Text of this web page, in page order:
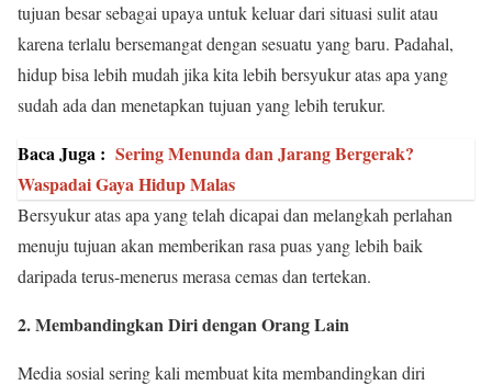
tujuan besar sebagai upaya untuk keluar dari situasi sulit atau
karena terlalu bersemangat dengan sesuatu yang baru. Padahal,
hidup bisa lebih mudah jika kita lebih bersyukur atas apa yang
sudah ada dan menetapkan tujuan yang lebih terukur.
Baca Juga : Sering Menunda dan Jarang Bergerak?
Waspadai Gaya Hidup Malas
Bersyukur atas apa yang telah dicapai dan melangkah perlahan
menuju tujuan akan memberikan rasa puas yang lebih baik
daripada terus-menerus merasa cemas dan tertekan.
2. Membandingkan Diri dengan Orang Lain
Media sosial sering kali membuat kita membandingkan diri